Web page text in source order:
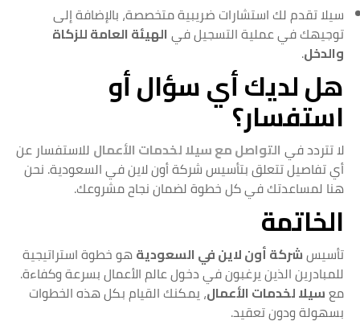
سيلا تقدم لك استشارات ضريبية متخصصة، بالإضافة إلى
توجيهك في عملية التسجيل في الهيئة العامة للزكاة
والدخل.
هل لديك أي سؤال أو
استفسار؟
لا تتردد في التواصل مع سيلا لخدمات الأعمال للاستفسار عن
أي تفاصيل تتعلق بتأسيس شركة أون لاين في السعودية. نحن
هنا لمساعدتك في كل خطوة لضمان نجاح مشروعك.
الخاتمة
تأسيسشركة أون لاين في السعوديةهو خطوة استراتيجية
للمبادرين الذين يرغبون في دخول عالم الأعمال بسرعة وكفاءة.
معسيلا لخدمات الأعمال، يمكنك القيام بكل هذه الخطوات
بسهولة ودون تعقيد.